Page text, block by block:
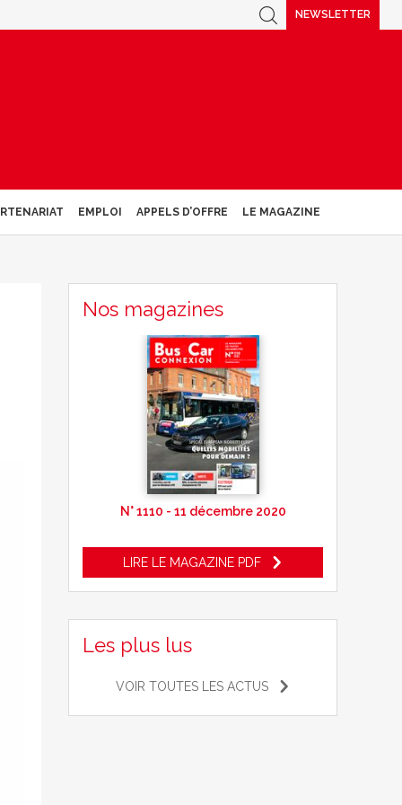
NEWSLETTER
EMPLOI APPELS D’OFFRE LE MAGAZINE
Nos magazines
N° 1110 - 11 décembre 2020
LIRE LE MAGAZINE PDF
Les plus lus
VOIR TOUTES LES ACTUS